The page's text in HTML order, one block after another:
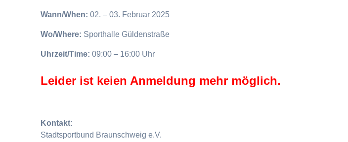
Wann/When:02. – 03. Februar 2025
Wo/Where: Sporthalle Güldenstraße
Uhrzeit/Time:09:00 – 16:00 Uhr
Leider ist keien Anmeldung mehr möglich.
Kontakt:
Stadtsportbund Braunschweig e.V.